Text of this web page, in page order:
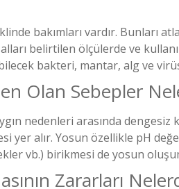
bakımları vardır. Bunları
belirtilen ölçülerde ve
bakteri, mantar, alg ve
Olan Sebepler
nedenleri arasında dengesiz
yer alır. Yosun özellikle pH
vb.) birikmesi de yosun
Zararları